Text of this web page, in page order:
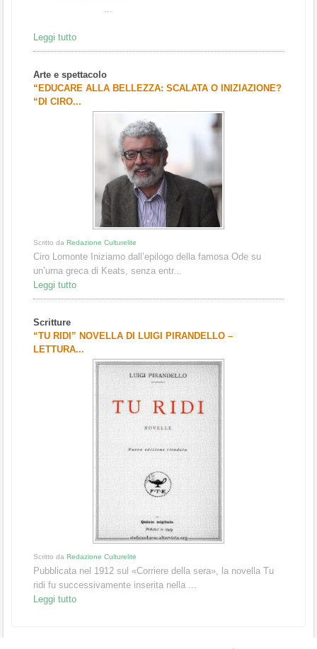
...
Leggi tutto
Arte e spettacolo
“EDUCARE ALLA BELLEZZA: SCALATA O INIZIAZIONE?
“DI CIRO...
Scritto da Redazione Culturelite
Ciro Lomonte Iniziamo dall’epilogo della famosa Ode su
un’urna greca di Keats, senza entr...
Leggi tutto
Scritture
“TU RIDI” NOVELLA DI LUIGI PIRANDELLO –
LETTURA...
Scritto da Redazione Culturelite
Pubblicata nel 1912 sul «Corriere della sera», la novella Tu
ridi fu successivamente inserita nella ...
Leggi tutto